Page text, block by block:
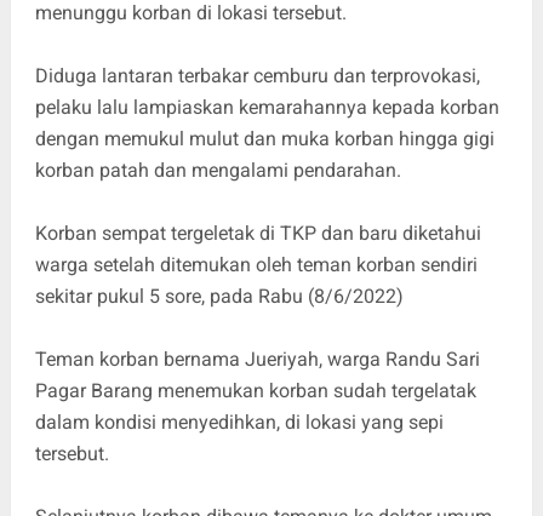
menunggu korban di lokasi tersebut.
Diduga lantaran terbakar cemburu dan terprovokasi,
pelaku lalu lampiaskan kemarahannya kepada korban
dengan memukul mulut dan muka korban hingga gigi
korban patah dan mengalami pendarahan.
Korban sempat tergeletak di TKP dan baru diketahui
warga setelah ditemukan oleh teman korban sendiri
sekitar pukul 5 sore, pada Rabu (8/6/2022)
Teman korban bernama Jueriyah, warga Randu Sari
Pagar Barang menemukan korban sudah tergelatak
dalam kondisi menyedihkan, di lokasi yang sepi
tersebut.